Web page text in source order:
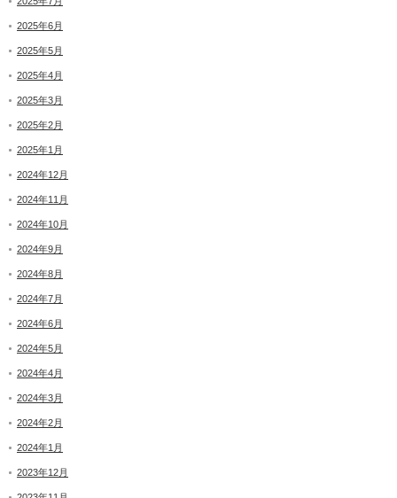
2025年6月
2025年5月
2025年4月
2025年3月
2025年2月
2025年1月
2024年12月
2024年11月
2024年10月
2024年9月
2024年8月
2024年7月
2024年6月
2024年5月
2024年4月
2024年3月
2024年2月
2024年1月
2023年12月